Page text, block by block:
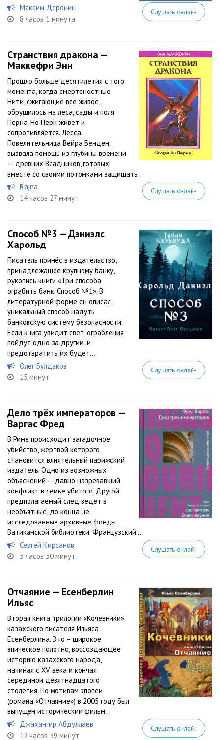
Максим Доронин
8 часов 1 минута
Слушать онлайн
Странствия дракона —
Маккефри Энн
Прошло больше десятилетия с того
момента, когда смертоностные
Нити, сжигающие все живое,
обрушилось на леса, сады и поля
Перна. Но Перн живет и
сопротивляется. Лесса,
Повелительница Вейра Бенден,
вызвала помощь из глубины времени
— древних Всадников, готовых
вместе со своими потомками защищать...
Rajna
14 часов 27 минут
Слушать онлайн
Способ №3 — Дэниэлс
Харольд
Писатель принёс в издательство,
принадлежащее крупному банку,
рукопись книги «Три способа
ограбить банк. Способ №1». В
литературной форме он описал
уникальный способ надуть
банковскую систему безопасности.
Если книга увидит свет, ограбления
пойдут одно за другим, и
предотвратить их будет...
Олег Булдаков
15 минут
Слушать онлайн
Дело трёх императоров —
Варгас Фред
В Риме происходит загадочное
убийство, жертвой которого
становится влиятельный парижский
издатель. Одно из возможных
объяснений — давно назревавший
конфликт в семье убитого. Другой
предполагаемый след ведет в
необъятные, до конца не
исследованные архивные фонды
Ватиканской библиотеки. Французский...
Сергей Кирсанов
5 часов 30 минут
Слушать онлайн
Отчаяние — Есенберлин
Ильяс
Вторая книга трилогии «Кочевники»
казахского писателя Ильяса
Есенберлина. Это – широкое
эпическое полотно, воссоздающее
историю казахского народа,
начиная с XV века и кончая
серединой девятнадцатого
столетия. По мотивам эпопеи
(романа «Отчаяние») в 2005 году был
выпущен исторический фильм...
Джахангир Абдуллаев
12 часов 39 минут
Слушать онлайн